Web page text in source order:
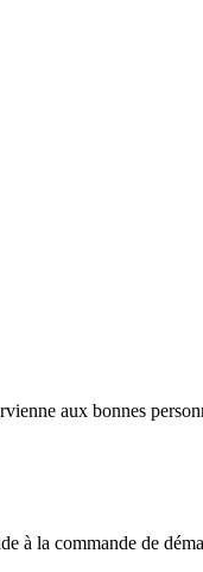
aux bonnes
à la commande de